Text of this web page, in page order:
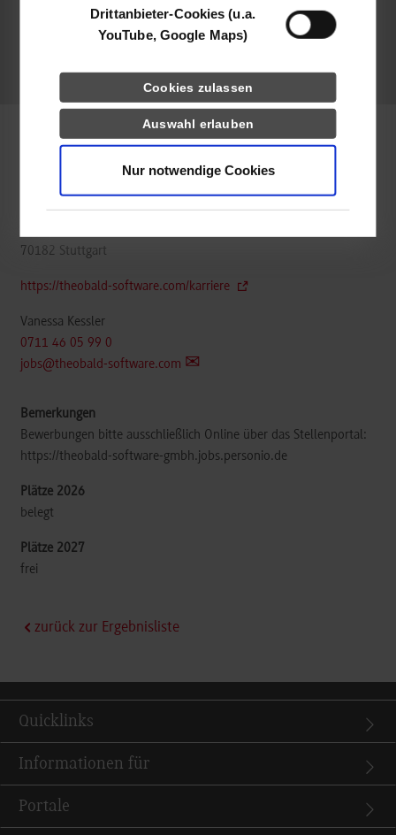
Drittanbieter-Cookies (u.a.
YouTube, Google Maps)
Cookies zulassen
Auswahl erlauben
Nur notwendige Cookies
Informatik / Künstliche Intelligenz
Theobald Software GmbH
70182 Stuttgart
https://theobald-software.com/karriere
Vanessa Kessler
0711 46 05 99 0
jobs@theobald-software.com
Bewerbungen bitte ausschließlich Online über das Stellenportal:
https://theobald-software-gmbh.jobs.personio.de
belegt
frei
zurück zur Ergebnisliste
Quicklinks
Informationen für
Portale